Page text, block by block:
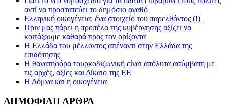
αντί να προστατεύει το δημόσιο αγαθό
Ελληνική οικογένεια: ένα στοιχείο του παρελθόντος (!)
Πριν μας πάρει η προπέλα της κυβέρνησης αξίζει να
κοιτάξουμε καθαρά προς τον ορίζοντα
Η Ελλάδα του μέλλοντος απέναντι στην Ελλάδα της
επιδότησης
Η θανατηφόρα τουρκοδιζωνική είναι απόλυτα ασύμβατη με
τις αρχές, αξίες και Δίκαιο της ΕΕ
Η Δόμνα και η οικογένεια
ΔΗΜΟΦΙΛΗ ΑΡΘΡΑ